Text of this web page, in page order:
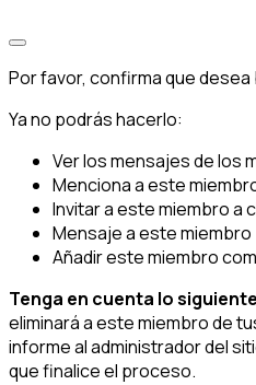
Por favor, confirma que
Ya no podrás hacerlo:
Ver los mensajes de los
Menciona a este
Invitar a este miembro a
Mensaje a este miembro
Añadir este miembro
Tenga en cuenta lo siguiente
eliminará a este miembro de
informe al administrador del
que finalice el proceso.